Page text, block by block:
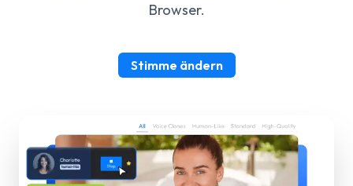
Browser.
Stimme ändern